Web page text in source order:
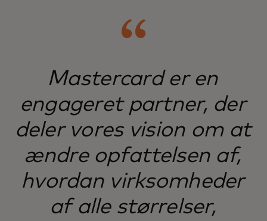
Mastercard er en
engageret partner, der
deler vores vision om at
ændre opfattelsen af,
hvordan virksomheder
af alle størrelser,